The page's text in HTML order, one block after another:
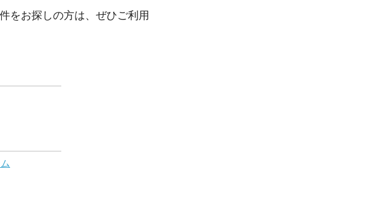
をお探しの方は、ぜひご利用